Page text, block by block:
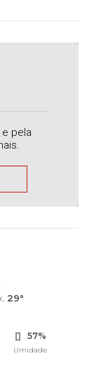
pela
29°
57%
Umidade